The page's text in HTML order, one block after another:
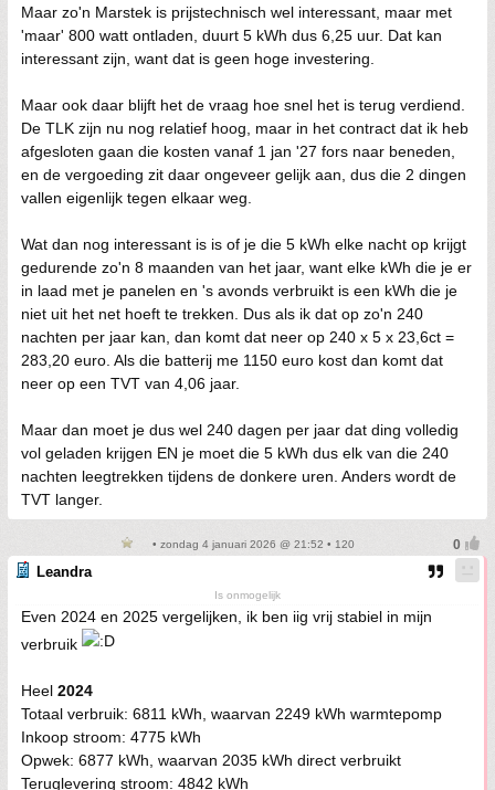
Maar zo'n Marstek is prijstechnisch wel interessant, maar met
'maar' 800 watt ontladen, duurt 5 kWh dus 6,25 uur. Dat kan
interessant zijn, want dat is geen hoge investering.
Maar ook daar blijft het de vraag hoe snel het is terug verdiend.
De TLK zijn nu nog relatief hoog, maar in het contract dat ik heb
afgesloten gaan die kosten vanaf 1 jan '27 fors naar beneden,
en de vergoeding zit daar ongeveer gelijk aan, dus die 2 dingen
vallen eigenlijk tegen elkaar weg.
Wat dan nog interessant is is of je die 5 kWh elke nacht op krijgt
gedurende zo'n 8 maanden van het jaar, want elke kWh die je er
in laad met je panelen en 's avonds verbruikt is een kWh die je
niet uit het net hoeft te trekken. Dus als ik dat op zo'n 240
nachten per jaar kan, dan komt dat neer op 240 x 5 x 23,6ct =
283,20 euro. Als die batterij me 1150 euro kost dan komt dat
neer op een TVT van 4,06 jaar.
Maar dan moet je dus wel 240 dagen per jaar dat ding volledig
vol geladen krijgen EN je moet die 5 kWh dus elk van die 240
nachten leegtrekken tijdens de donkere uren. Anders wordt de
TVT langer.
• zondag 4 januari 2026 @ 21:52 • 120
Leandra
Is onmogelijk
Even 2024 en 2025 vergelijken, ik ben iig vrij stabiel in mijn
verbruik
Heel 2024
Totaal verbruik: 6811 kWh, waarvan 2249 kWh warmtepomp
Inkoop stroom: 4775 kWh
Opwek: 6877 kWh, waarvan 2035 kWh direct verbruikt
Teruglevering stroom: 4842 kWh